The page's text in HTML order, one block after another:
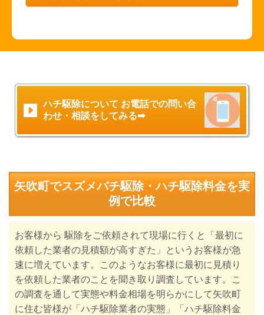
ハチ駆除について お電話での問い合
わせ・相談をしてみる➡
矢吹町でスズメバチ駆除・ハチ駆除料金を実
例で比較
お客様から 駆除をご依頼されて現場に行くと「最初に
依頼した業者の見積額が高すぎた」というお客様が急
速に増えています。
このようなお客様に最初に見積り
を依頼した業者のことを聞き取り調査しています。こ
の調査を通して実態や料金相場を明らかにして矢吹町
に住む皆様が「ハチ駆除業者の実態」「ハチ駆除料金